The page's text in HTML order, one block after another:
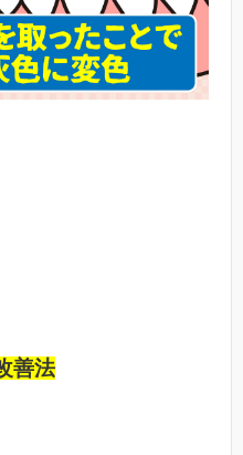
善法